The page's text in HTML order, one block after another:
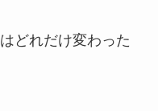
どれだけ変わった